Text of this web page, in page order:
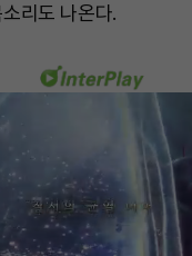
리도 나온다.